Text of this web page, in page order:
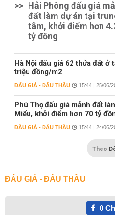
>> Hải Phòng đấu giá
đất làm dự án tại
tâm, khởi điểm hơn
tỷ đồng
Hà Nội đấu giá 62 thửa đất ở
triệu đồng/m2
ĐẤU GIÁ - ĐẤU THẦU 15:44 | 25/06/
Phú Thọ đấu giá mảnh đất
Miếu, khởi điểm hơn 70 tỷ
ĐẤU GIÁ - ĐẤU THẦU 15:44 | 24/06/
Theo
ĐẤU GIÁ - ĐẤU THẦU
0